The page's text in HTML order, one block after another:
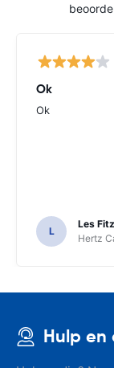
Ok
Ok
L
Les
Hertz
Hulp